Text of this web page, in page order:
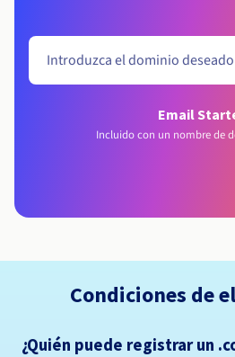
Email
Incluido con un nombre de
Condiciones de
¿Quién puede registrar un